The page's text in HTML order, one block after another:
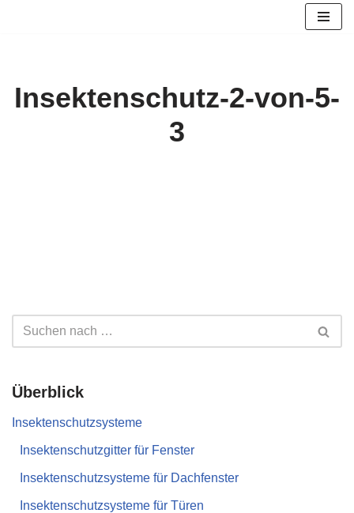
Insektenschutz-2-von-5-
3
Überblick
Insektenschutzsysteme
Insektenschutzgitter für Fenster
Insektenschutzsysteme für Dachfenster
Insektenschutzsysteme für Türen